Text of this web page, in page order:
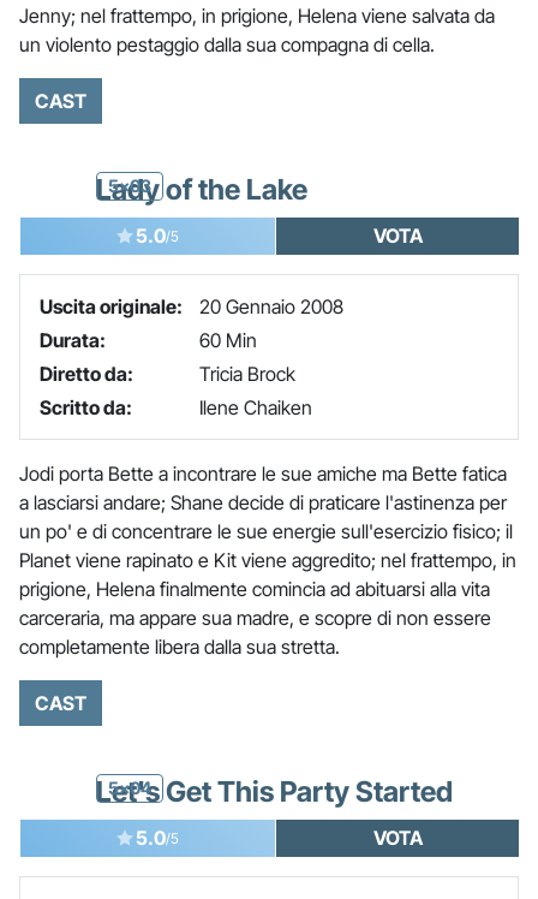
Jenny; nel frattempo, in prigione, Helena viene salvata da
un violento pestaggio dalla sua compagna di cella.
CAST
5x03
Lady of the Lake
5.0/5 VOTA
Uscita originale:
20 Gennaio 2008
Durata:
60 Min
Diretto da:
Tricia Brock
Scritto da:
Ilene Chaiken
Jodi porta Bette a incontrare le sue amiche ma Bette fatica
a lasciarsi andare; Shane decide di praticare l'astinenza per
un po' e di concentrare le sue energie sull'esercizio fisico; il
Planet viene rapinato e Kit viene aggredito; nel frattempo, in
prigione, Helena finalmente comincia ad abituarsi alla vita
carceraria, ma appare sua madre, e scopre di non essere
completamente libera dalla sua stretta.
CAST
5x04
Let's Get This Party Started
5.0/5 VOTA